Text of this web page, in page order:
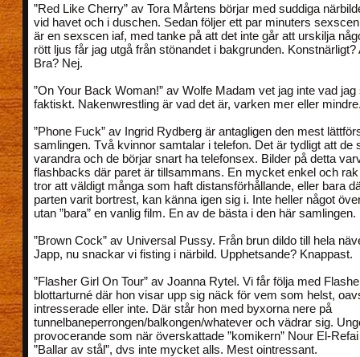
”Red Like Cherry” av Tora Mårtens börjar med suddiga
vid havet och i duschen. Sedan följer ett par minuters
är en sexscen iaf, med tanke på att det inte går att urskilja
rött ljus får jag utgå från stönandet i bakgrunden. Konstnärligt?
Bra? Nej.
”On Your Back Woman!” av Wolfe Madam vet jag inte vad
faktiskt. Nakenwrestling är vad det är, varken mer eller
”Phone Fuck” av Ingrid Rydberg är antagligen den mest
samlingen. Två kvinnor samtalar i telefon. Det är tydligt att de
varandra och de börjar snart ha telefonsex. Bilder på detta
flashbacks där paret är tillsammans. En mycket enkel och
tror att väldigt många som haft distansförhållande, eller bara
parten varit bortrest, kan känna igen sig i. Inte heller något
utan ”bara” en vanlig film. En av de bästa i den här samlingen.
”Brown Cock” av Universal Pussy. Från brun dildo till hela
Japp, nu snackar vi fisting i närbild. Upphetsande? Knappast.
”Flasher Girl On Tour” av Joanna Rytel. Vi får följa med
blottarturné där hon visar upp sig näck för vem som helst,
intresserade eller inte. Där står hon med byxorna nere på
tunnelbaneperrongen/balkongen/whatever och vädrar sig.
provocerande som när överskattade ”komikern” Nour El-
”Ballar av stål”, dvs inte mycket alls. Mest ointressant.